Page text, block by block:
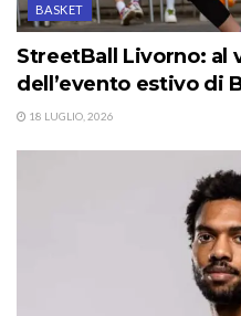
BASKET
StreetBall Livorno: al
dell’evento estivo di
18 LUGLIO, 2026